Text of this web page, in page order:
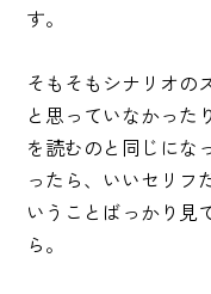
す。
そもそもシナリオの
と思っていなかった
を読むのと同じにな
ったら、いいセリフ
いうことばっかり見
ら。